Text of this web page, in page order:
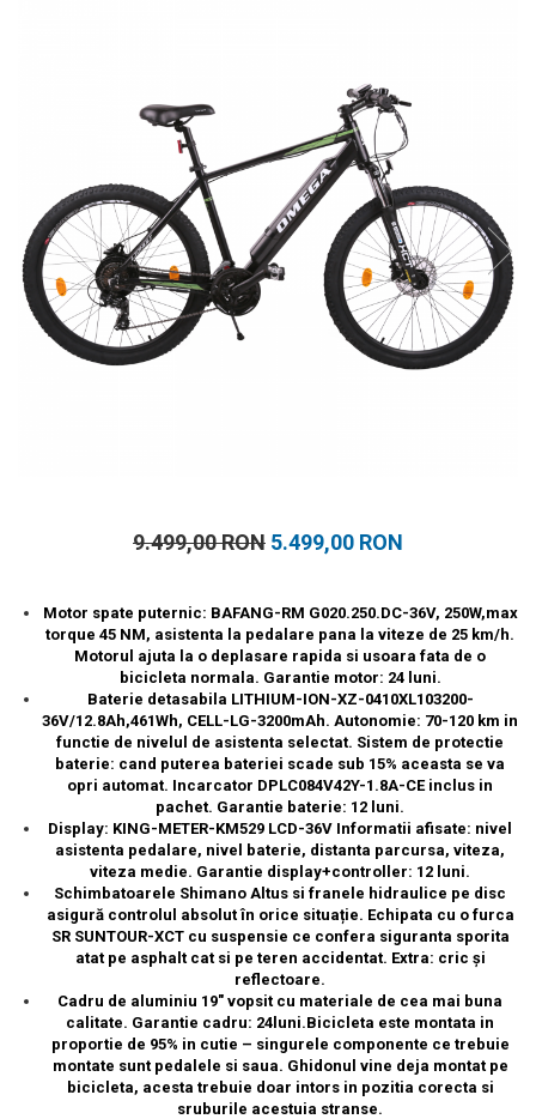
Tricouri, pantaloni, bluze
Costume profesionale inot
9.499,00 RON 5.499,00 RON
Motor spate puternic: BAFANG-RM G020.250.DC-36V, 250W,max
torque 45 NM, asistenta la pedalare pana la viteze de 25 km/h.
Motorul ajuta la o deplasare rapida si usoara fata de o
bicicleta normala. Garantie motor: 24 luni.
Baterie detasabila LITHIUM-ION-XZ-0410XL103200-
36V/12.8Ah,461Wh, CELL-LG-3200mAh. Autonomie: 70-120 km in
functie de nivelul de asistenta selectat. Sistem de protectie
baterie: cand puterea bateriei scade sub 15% aceasta se va
opri automat. Incarcator DPLC084V42Y-1.8A-CE inclus in
pachet. Garantie baterie: 12 luni.
Display: KING-METER-KM529 LCD-36V Informatii afisate: nivel
asistenta pedalare, nivel baterie, distanta parcursa, viteza,
viteza medie. Garantie display+controller: 12 luni.
Schimbatoarele Shimano Altus si franele hidraulice pe disc
asigură controlul absolut în orice situație. Echipata cu o furca
SR SUNTOUR-XCT cu suspensie ce confera siguranta sporita
atat pe asphalt cat si pe teren accidentat. Extra: cric și
reflectoare.
Cadru de aluminiu 19" vopsit cu materiale de cea mai buna
calitate. Garantie cadru: 24luni.Bicicleta este montata in
proportie de 95% in cutie – singurele componente ce trebuie
montate sunt pedalele si saua. Ghidonul vine deja montat pe
bicicleta, acesta trebuie doar intors in pozitia corecta si
sruburile acestuia stranse.